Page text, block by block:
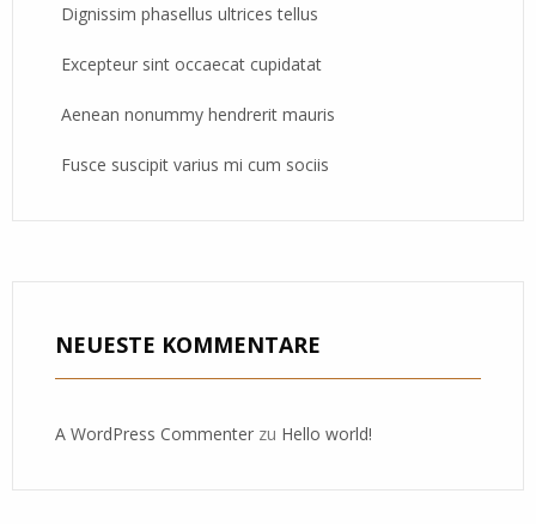
Dignissim phasellus ultrices tellus
Excepteur sint occaecat cupidatat
Aenean nonummy hendrerit mauris
Fusce suscipit varius mi cum sociis
NEUESTE KOMMENTARE
A WordPress Commenter zu Hello world!